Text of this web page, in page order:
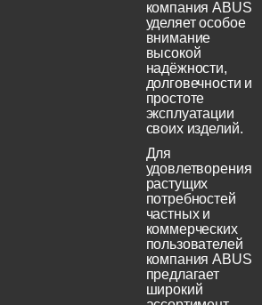
компания ABUS
уделяет особое
внимание
высокой
надёжности,
долговечности и
простоте
эксплуатации
своих изделий.
Для
удовлетворения
растущих
потребностей
частных и
коммерческих
пользователей
компания ABUS
предлагает
широкий